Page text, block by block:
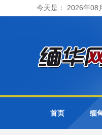
今天是： 2026年08
首页 缅